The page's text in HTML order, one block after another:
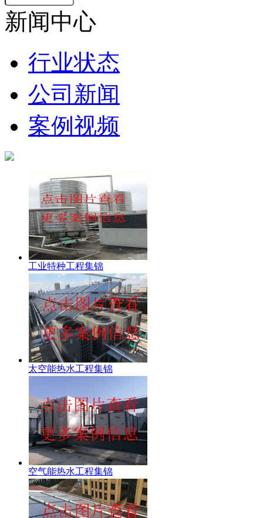
新闻中心
行业状态
公司新闻
案例视频
工业特种工程集锦
太空能热水工程集锦
空气能热水工程集锦